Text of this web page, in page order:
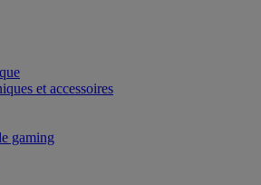
et accessoires
gaming